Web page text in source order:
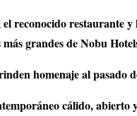
reconocido restaurante
grandes de Nobu
homenaje al pasado
cálido,